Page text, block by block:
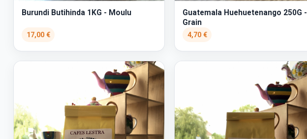
Burundi Butihinda 1KG - Moulu
17,00 €
Guatemala Huehuetenango 250G -
Grain
4,70 €